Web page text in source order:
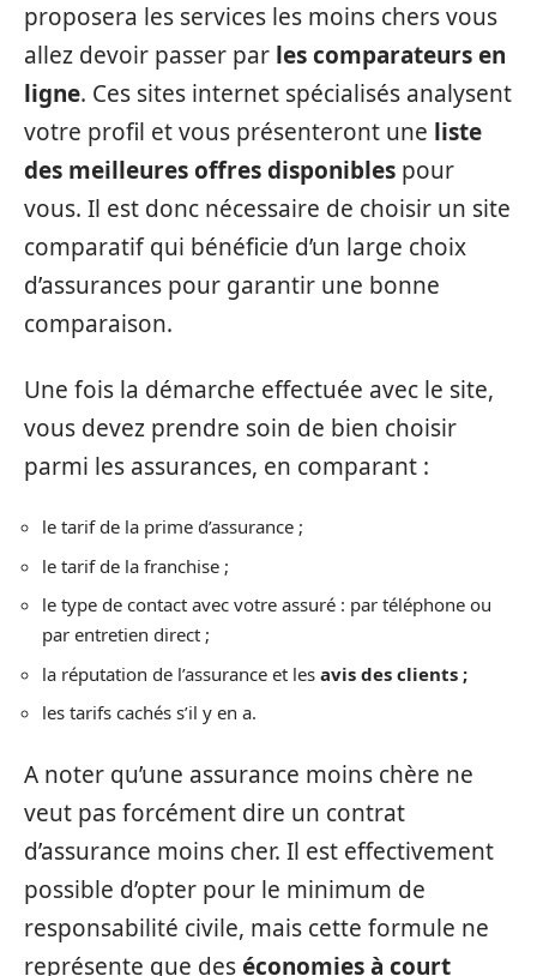
proposera les services les moins chers vous
allez devoir passer par les comparateurs en
ligne. Ces sites internet spécialisés analysent
votre profil et vous présenteront une liste
des meilleures offres disponibles pour
vous. Il est donc nécessaire de choisir un site
comparatif qui bénéficie d’un large choix
d’assurances pour garantir une bonne
comparaison.
Une fois la démarche effectuée avec le site,
vous devez prendre soin de bien choisir
parmi les assurances, en comparant :
le tarif de la prime d’assurance ;
le tarif de la franchise ;
le type de contact avec votre assuré : par téléphone ou
par entretien direct ;
la réputation de l’assurance et les avis des clients ;
les tarifs cachés s’il y en a.
A noter qu’une assurance moins chère ne
veut pas forcément dire un contrat
d’assurance moins cher. Il est effectivement
possible d’opter pour le minimum de
responsabilité civile, mais cette formule ne
représente que deséconomies à court